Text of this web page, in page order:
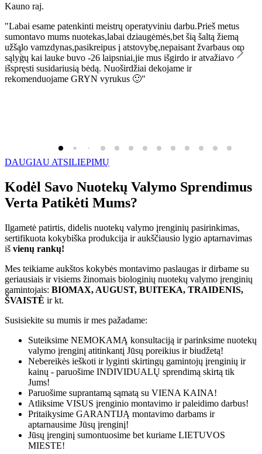
Kauno raj.
"Labai esame patenkinti meistrų operatyviniu darbu.Prieš metus
sumontavo mums nuotekas,labai dziaugėmės,bet šią šaltą žiemą
užšąlo vamzdynas,pasikreipus į atstovybę,nepaisant žvarbaus oro
sąlygų kai lauke buvo -26 laipsniai,jie mus išgirdo ir atvažiavo
išspręsti susidariusią bėdą. Nuoširdžiai dekojame ir
rekomenduojame GRYN vyrukus 🙂"
DAUGIAU ATSILIEPIMŲ
Kodėl Savo Nuotekų Valymo Sprendimus
Verta Patikėti Mums?
Ilgametė patirtis, didelis nuotekų valymo įrenginių pasirinkimas,
sertifikuota kokybiška produkcija ir aukščiausio lygio aptarnavimas
iš vienų rankų!
Mes teikiame aukštos kokybės montavimo paslaugas ir dirbame su
geriausiais ir visiems žinomais biologinių nuotekų valymo įrenginių
gamintojais: BIOMAX, AUGUST, BUITEKA, TRAIDENIS,
ŠVAISTĖ ir kt.
Susisiekite su mumis ir mes pažadame:
Suteiksime NEMOKAMĄ konsultaciją ir parinksime nuotekų
valymo įrenginį atitinkantį Jūsų poreikius ir biudžetą!
Nebereikės ieškoti ir lyginti skirtingų gamintojų įrenginių ir
kainų - paruošime INDIVIDUALŲ sprendimą skirtą tik
Jums!
Paruošime suprantamą sąmatą su VIENA KAINA!
Atliksime VISUS įrenginio montavimo ir paleidimo darbus!
Pritaikysime GARANTIJĄ montavimo darbams ir
aptarnausime Jūsų įrenginį!
Jūsų įrenginį sumontuosime bet kuriame LIETUVOS
MIESTE!